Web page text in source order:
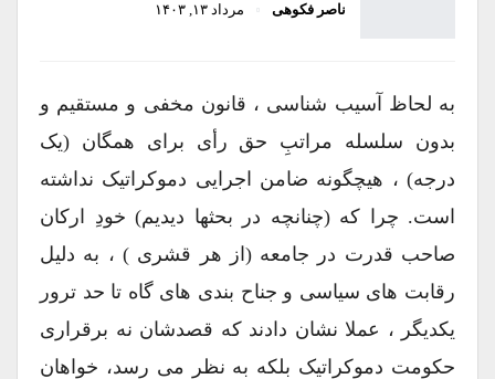
ناصر فکوهی
مرداد ۱۳, ۱۴۰۳
به لحاظ آسیب شناسی ، قانون مخفی و مستقیم و
بدون سلسله مراتبِ حق رأی برای همگان (یک
درجه) ، هیچگونه ضامن اجرایی دموکراتیک نداشته
است. چرا که (چنانچه در بحثها دیدیم) خودِ ارکان
صاحب قدرت در جامعه (از هر قشری ) ، به دلیل
رقابت های سیاسی و جناح بندی های گاه تا حد ترور
یکدیگر ، عملا نشان دادند که قصدشان نه برقراری
حکومت دموکراتیک بلکه به نظر می رسد، خواهان